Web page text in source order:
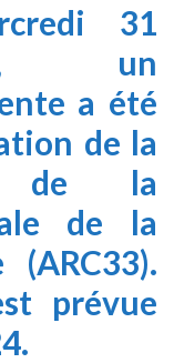
31
un
a été
de la
de la
de la
prévue